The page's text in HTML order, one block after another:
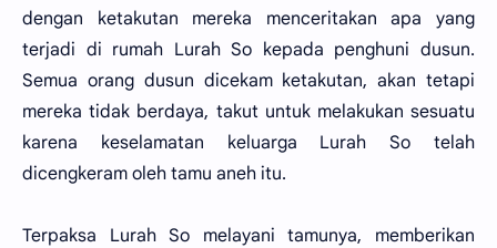
dengan ketakutan mereka menceritakan apa yang
terjadi di rumah Lurah So kepada penghuni dusun.
Semua orang dusun dicekam ketakutan, akan tetapi
mereka tidak berdaya, takut untuk melakukan sesuatu
karena keselamatan keluarga Lurah So telah
dicengkeram oleh tamu aneh itu.
Terpaksa Lurah So melayani tamunya, memberikan